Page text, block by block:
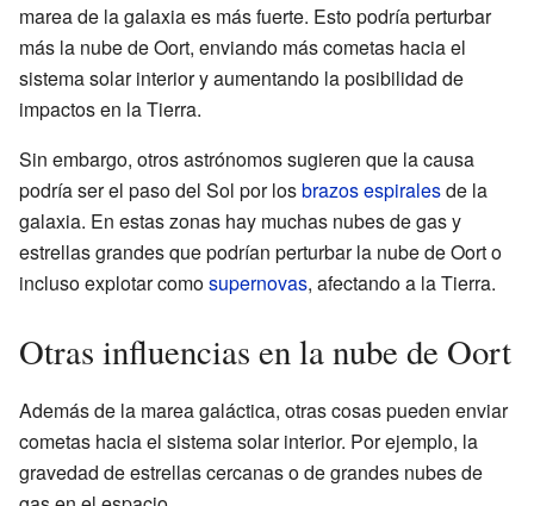
marea de la galaxia es más fuerte. Esto podría perturbar
más la nube de Oort, enviando más cometas hacia el
sistema solar interior y aumentando la posibilidad de
impactos en la Tierra.
Sin embargo, otros astrónomos sugieren que la causa
podría ser el paso del Sol por losbrazos espiralesde la
galaxia. En estas zonas hay muchas nubes de gas y
estrellas grandes que podrían perturbar la nube de Oort o
incluso explotar comosupernovas, afectando a la Tierra.
Otras influencias en la nube de Oort
Además de la marea galáctica, otras cosas pueden enviar
cometas hacia el sistema solar interior. Por ejemplo, la
gravedad de estrellas cercanas o de grandes nubes de